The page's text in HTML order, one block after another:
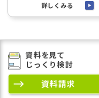
詳しくみる
資料を見て
じっくり検討
資料請求